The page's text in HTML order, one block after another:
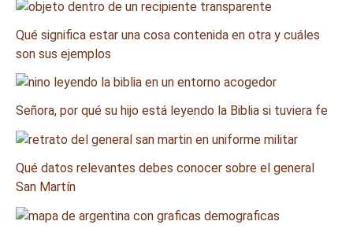
Qué significa estar una cosa contenida en otra y cuáles
son sus ejemplos
Señora, por qué su hijo está leyendo la Biblia si tuviera fe
Qué datos relevantes debes conocer sobre el general
San Martín